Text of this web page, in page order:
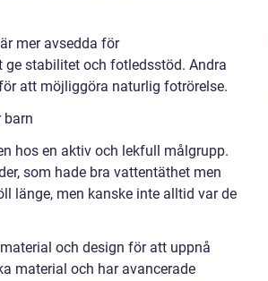
mer avsedda för
stabilitet och fotledsstöd. Andra
att möjliggöra naturlig fotrörelse.
barn
hos en aktiv och lekfull målgrupp.
som hade bra vattentäthet men
länge, men kanske inte alltid var de
och design för att uppnå
material och har avancerade